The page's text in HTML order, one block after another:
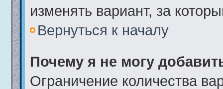
изменять вариант, за
Вернуться к началу
Почему я не могу
Ограничение количества